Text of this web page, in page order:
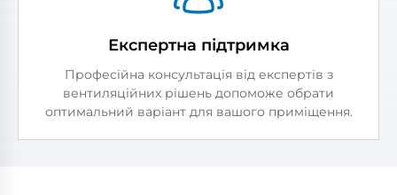
Експертна підтримка
Професійна консультація від експертів з
вентиляційних рішень допоможе обрати
оптимальний варіант для вашого приміщення.